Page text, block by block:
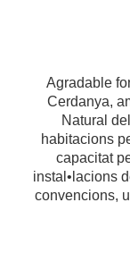
Agradable
Cerdanya,
Natural
habitacions
capacitat
instal•lacions
convencions,